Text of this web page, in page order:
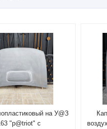
на У@З
"p@triot" с